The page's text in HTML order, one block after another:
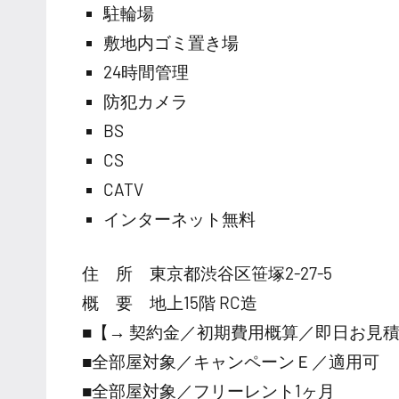
駐輪場
敷地内ゴミ置き場
24時間管理
防犯カメラ
BS
CS
CATV
インターネット無料
住 所 東京都渋谷区笹塚2-27-5
概 要 地上15階 RC造
■【→ 契約金／初期費用概算／即日お見
■全部屋対象／キャンペーンＥ／適用可
■全部屋対象／フリーレント1ヶ月